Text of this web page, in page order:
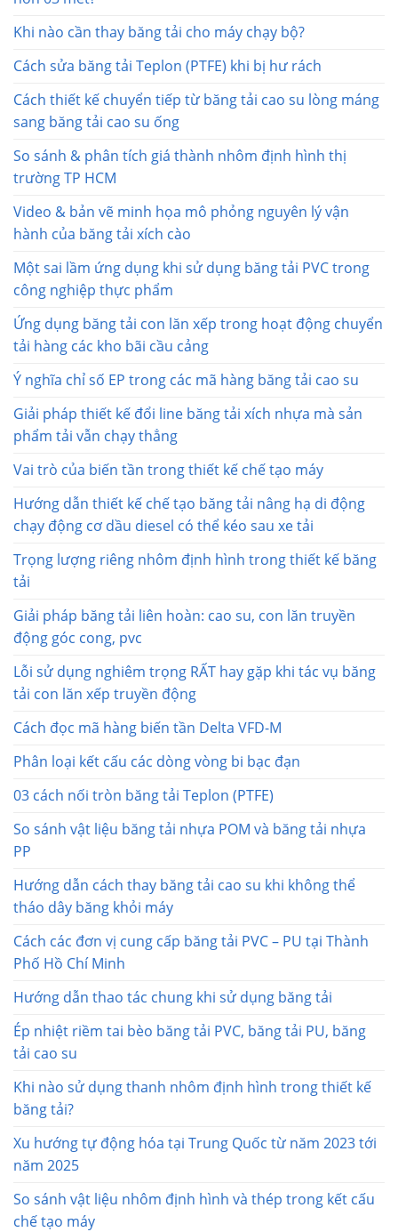
Khi nào cần thay băng tải cho máy chạy bộ?
Cách sửa băng tải Teplon (PTFE) khi bị hư rách
Cách thiết kế chuyển tiếp từ băng tải cao su lòng máng
sang băng tải cao su ống
So sánh & phân tích giá thành nhôm định hình thị
trường TP HCM
Video & bản vẽ minh họa mô phỏng nguyên lý vận
hành của băng tải xích cào
Một sai lầm ứng dụng khi sử dụng băng tải PVC trong
công nghiệp thực phẩm
Ứng dụng băng tải con lăn xếp trong hoạt động chuyển
tải hàng các kho bãi cầu cảng
Ý nghĩa chỉ số EP trong các mã hàng băng tải cao su
Giải pháp thiết kế đổi line băng tải xích nhựa mà sản
phẩm tải vẫn chạy thẳng
Vai trò của biến tần trong thiết kế chế tạo máy
Hướng dẫn thiết kế chế tạo băng tải nâng hạ di động
chạy động cơ dầu diesel có thể kéo sau xe tải
Trọng lượng riêng nhôm định hình trong thiết kế băng
tải
Giải pháp băng tải liên hoàn: cao su, con lăn truyền
động góc cong, pvc
Lỗi sử dụng nghiêm trọng RẤT hay gặp khi tác vụ băng
tải con lăn xếp truyền động
Cách đọc mã hàng biến tần Delta VFD-M
Phân loại kết cấu các dòng vòng bi bạc đạn
03 cách nối tròn băng tải Teplon (PTFE)
So sánh vật liệu băng tải nhựa POM và băng tải nhựa
PP
Hướng dẫn cách thay băng tải cao su khi không thể
tháo dây băng khỏi máy
Cách các đơn vị cung cấp băng tải PVC – PU tại Thành
Phố Hồ Chí Minh
Hướng dẫn thao tác chung khi sử dụng băng tải
Ép nhiệt riềm tai bèo băng tải PVC, băng tải PU, băng
tải cao su
Khi nào sử dụng thanh nhôm định hình trong thiết kế
băng tải?
Xu hướng tự động hóa tại Trung Quốc từ năm 2023 tới
năm 2025
So sánh vật liệu nhôm định hình và thép trong kết cấu
chế tạo máy